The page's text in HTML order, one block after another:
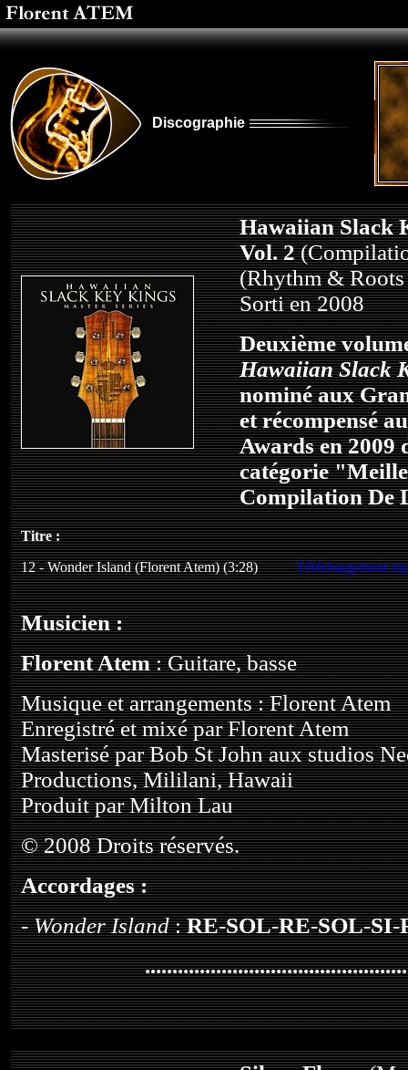
Discographie
Hawaiian Slack
Vol. 2
(Rhythm & Roots
Sorti en 2008
Deuxième
Hawaiian Slack
nominé aux
et récompensé
Awards en 2009
catégorie
Compilation De
Titre :
12 - Wonder Island (Florent Atem) (3:28)
Téléchargement
Musicien :
Florent Atem: Guitare, basse
Musique et arrangements : Florent Atem
Enregistré et mixé par Florent Atem
Masterisé par Bob St John aux studios
Productions, Mililani, Hawaii
Produit par Milton Lau
© 2008 Droits réservés.
Accordages :
-Wonder Island:RE-SOL-RE-SOL-SI-